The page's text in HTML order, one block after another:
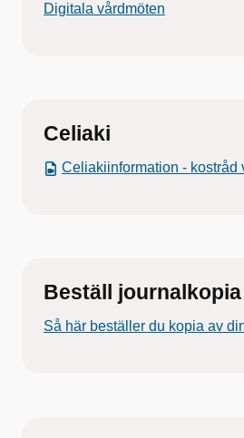
Digitala vårdmöten
Celiaki
Celiakiinformation - kostråd
Beställ journalkopia
Så här beställer du kopia av